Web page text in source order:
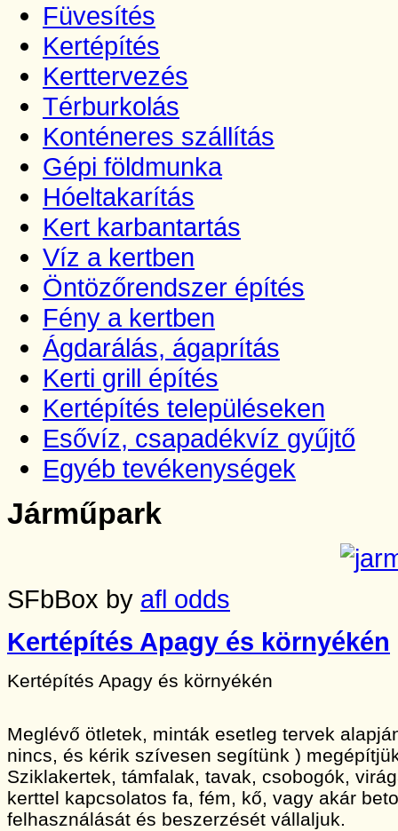
Füvesítés
Kertépítés
Kerttervezés
Térburkolás
Konténeres szállítás
Gépi földmunka
Hóeltakarítás
Kert karbantartás
Víz a kertben
Öntözőrendszer építés
Fény a kertben
Ágdarálás, ágaprítás
Kerti grill építés
Kertépítés településeken
Esővíz, csapadékvíz gyűjtő
Egyéb tevékenységek
Járműpark
SFbBox by afl odds
Kertépítés Apagy és környékén
Kertépítés Apagy és környékén
Meglévő ötletek, minták esetleg tervek
nincs, és kérik szívesen segítünk )
Sziklakertek, támfalak, tavak, csobogók,
kerttel kapcsolatos fa, fém, kő, vagy akár
felhasználását és beszerzését vállaljuk.